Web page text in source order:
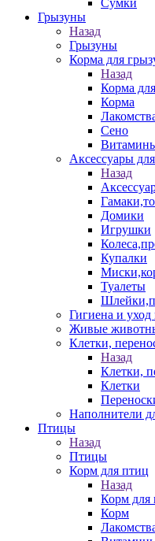
Сумки
Грызуны
Назад
Грызуны
Корма для
Назад
Корма
Корма
Сено
Аксессуары
Назад
Домики
Игрушки
Купалки
Туалеты
Гигиена и
Живые
Клетки,
Назад
Клетки,
Клетки
Наполнители
Птицы
Назад
Птицы
Корм для птиц
Назад
Корм для
Корм